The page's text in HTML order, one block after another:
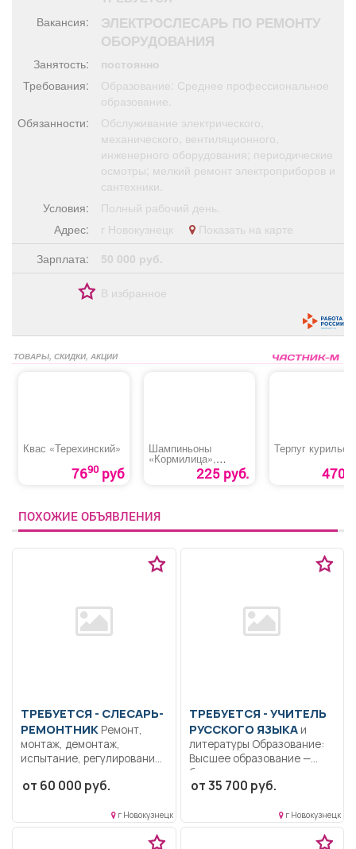
Поздравления
Я - пенсионер
Вакансия:
ЭЛЕКТРОСЛЕСАРЬ ПО РЕМОНТУ
ОБОРУДОВАНИЯ
Занятость:
постоянно
Требования:
Образование: Среднее профессиональное
образование.
Обязанности:
Обслуживание электрического,
механического, вентиляционного,
инженерного оборудования; периодические
осмотры; мелкий ремонт электроприборов и
сантехники.
Условия:
Полный рабочий день.
Адрес:
г Новокузнецк
Показать на карте
Зарплата:
50 000 руб.
В избранное
ТОВАРЫ, СКИДКИ, АКЦИИ
Квас «Терехинский»
7690руб
Шампиньоны
«Кормилица»,
резаные 225 руб.
Терпуг
470
ПОХОЖИЕ ОБЪЯВЛЕНИЯ
ТРЕБУЕТСЯ - СЛЕСАРЬ-
РЕМОНТНИК
монтаж, демонтаж,
испытание, регулирование,
оборудования, агрегатов...
от 60 000 руб.
г Новокузнецк
ТРЕБУЕТСЯ - УЧИТЕЛЬ
РУССКОГО ЯЗЫКАи
литературы Образование:
Высшее образование —
бакалавриат..
Формирование культуры
от 35 700 руб.
г Новокузнецк